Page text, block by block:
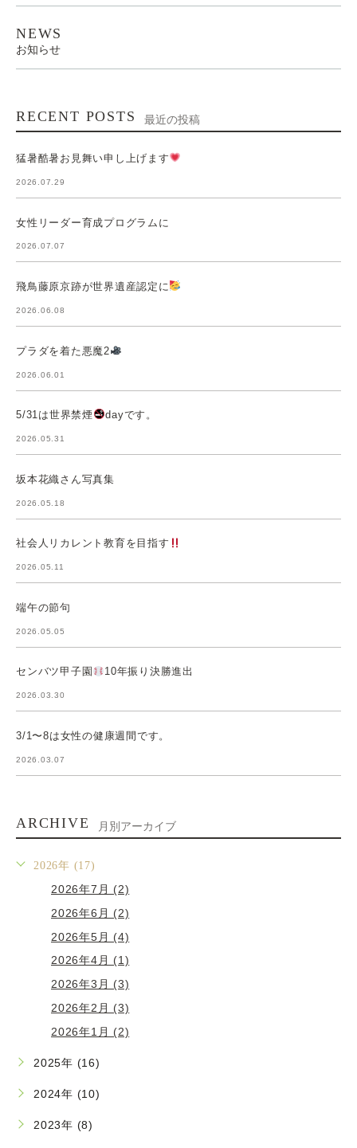
NEWS
お知らせ
RECENT POSTS 最近の投稿
猛暑酷暑お見舞い申し上げます
2026.07.29
女性リーダー育成プログラムに
2026.07.07
飛鳥藤原京跡が世界遺産認定に
2026.06.08
プラダを着た悪魔2
2026.06.01
5/31は世界禁煙 dayです。
2026.05.31
坂本花織さん写真集
2026.05.18
社会人リカレント教育を目指す
2026.05.11
端午の節句
2026.05.05
センバツ甲子園 10年振り決勝進出
2026.03.30
3/1〜8は女性の健康週間です。
2026.03.07
ARCHIVE 月別アーカイブ
2026年 (17)
2026年7月 (2)
2026年6月 (2)
2026年5月 (4)
2026年4月 (1)
2026年3月 (3)
2026年2月 (3)
2026年1月 (2)
2025年 (16)
2024年 (10)
2023年 (8)